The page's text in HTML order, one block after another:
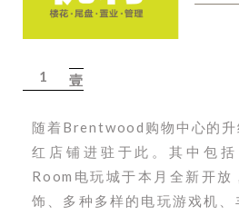
1 壹
随着Brentwood购物中心的升
红店铺进驻于此。其中包
Room电玩城于本月全新开放
饰、多种多样的电玩游戏机